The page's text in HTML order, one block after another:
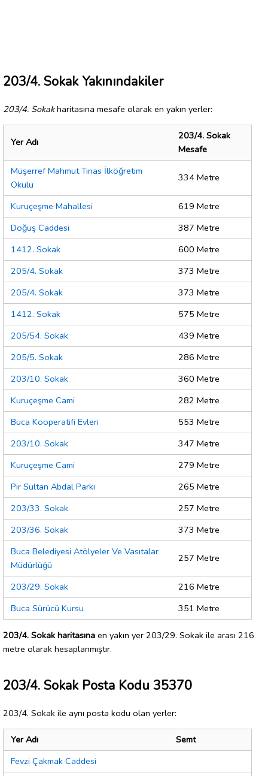
203/4. Sokak Yakınındakiler
203/4. Sokakharitasına mesafe olarak en yakın yerler:
Yer Adı
203/4. Sokak
Mesafe
Müşerref Mahmut Tınas İlköğretim
Okulu
334 Metre
Kuruçeşme Mahallesi
619 Metre
Doğuş Caddesi
387 Metre
1412. Sokak
600 Metre
205/4. Sokak
373 Metre
205/4. Sokak
373 Metre
1412. Sokak
575 Metre
205/54. Sokak
439 Metre
205/5. Sokak
286 Metre
203/10. Sokak
360 Metre
Kuruçeşme Cami
282 Metre
Buca Kooperatifi Evleri
553 Metre
203/10. Sokak
347 Metre
Kuruçeşme Cami
279 Metre
Pir Sultan Abdal Parkı
265 Metre
203/33. Sokak
257 Metre
203/36. Sokak
373 Metre
Buca Belediyesi Atölyeler Ve Vasıtalar
Müdürlüğü
257 Metre
203/29. Sokak
216 Metre
Buca Sürücü Kursu
351 Metre
203/4. Sokak haritasına en yakın yer 203/29. Sokak ile arası 216
metre olarak hesaplanmıştır.
203/4. Sokak Posta Kodu 35370
203/4. Sokak ile aynı posta kodu olan yerler:
Yer Adı
Semt
Fevzi Çakmak Caddesi